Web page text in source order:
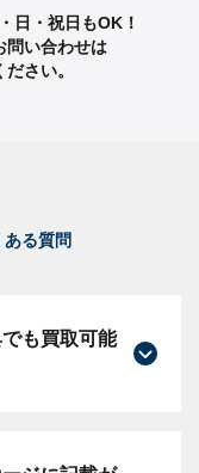
日・祝日もOK！
問い合わせは
さい。
る質問
も買取可能